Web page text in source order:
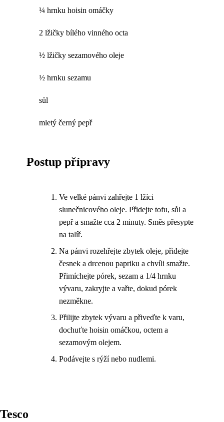
¼ hrnku hoisin omáčky
2 lžičky bílého vinného octa
½ lžičky sezamového oleje
½ hrnku sezamu
sůl
mletý černý pepř
Postup přípravy
Ve velké pánvi zahřejte 1 lžíci
slunečnicového oleje. Přidejte tofu, sůl a
pepř a smažte cca 2 minuty. Směs přesypte
na talíř.
Na pánvi rozehřejte zbytek oleje, přidejte
česnek a drcenou papriku a chvíli smažte.
Přimíchejte pórek, sezam a 1/4 hrnku
vývaru, zakryjte a vařte, dokud pórek
nezměkne.
Přilijte zbytek vývaru a přiveďte k varu,
dochuťte hoisin omáčkou, octem a
sezamovým olejem.
Podávejte s rýží nebo nudlemi.
Tesco